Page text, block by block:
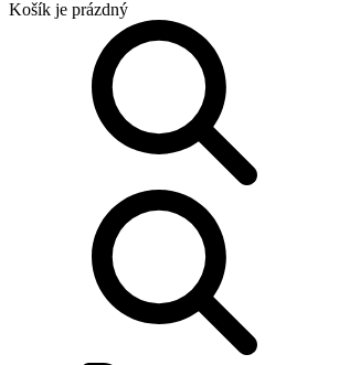
Košík je prázdný